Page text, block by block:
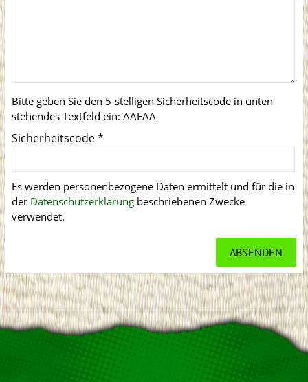
Bitte geben Sie den 5-stelligen Sicherheitscode in unten
stehendes Textfeld ein: AAEAA
Sicherheitscode*
Es werden personenbezogene Daten ermittelt und für die in
der Datenschutzerklärungbeschriebenen Zwecke
verwendet.